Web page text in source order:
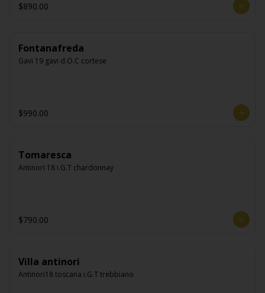
$890.00
Fontanafreda
Gavi 19 gavi d.O.C cortese
$990.00
Tomaresca
Antinori 18 i.G.T chardonnay
$790.00
Villa antinori
Antinori18 toscana i.G.T trebbiano